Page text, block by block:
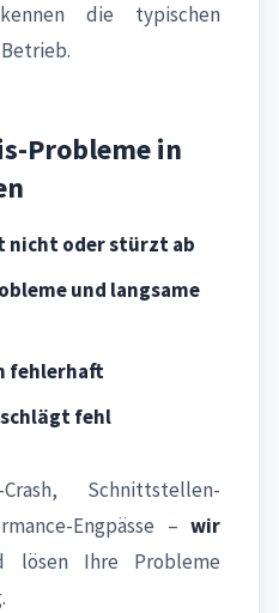
die typischen
Probleme in
nicht oder stürzt ab
und langsame
fehlerhaft
fehl
Schnittstellen-
Engpässe – wir
lösen Ihre Probleme